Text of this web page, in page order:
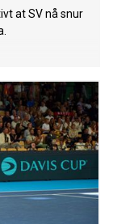
at SV nå snur